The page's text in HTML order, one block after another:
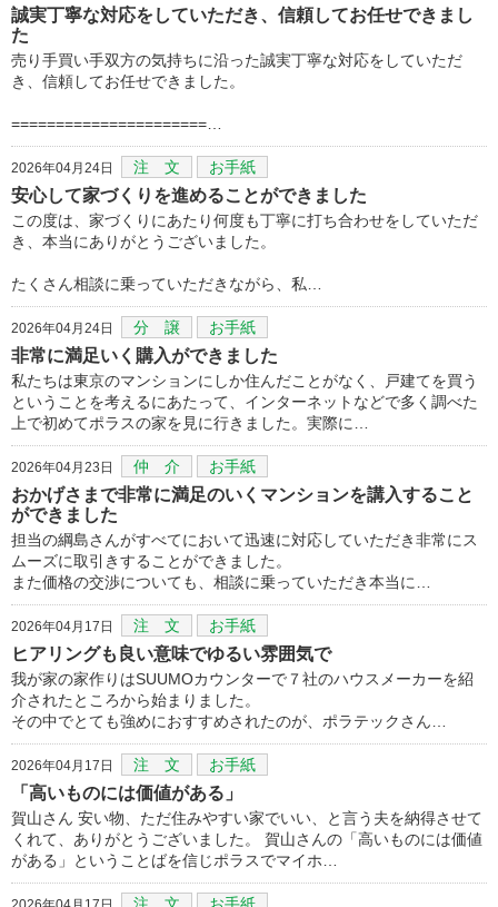
誠実丁寧な対応をしていただき、信頼してお任せできまし
た
売り手買い手双方の気持ちに沿った誠実丁寧な対応をしていただ
き、信頼してお任せできました。
======================…
2026年04月24日 注 文 お手紙
安心して家づくりを進めることができました
この度は、家づくりにあたり何度も丁寧に打ち合わせをしていただ
き、本当にありがとうございました。
たくさん相談に乗っていただきながら、私…
2026年04月24日 分 譲 お手紙
非常に満足いく購入ができました
私たちは東京のマンションにしか住んだことがなく、戸建てを買う
ということを考えるにあたって、インターネットなどで多く調べた
上で初めてポラスの家を見に行きました。実際に…
2026年04月23日 仲 介 お手紙
おかげさまで非常に満足のいくマンションを講入すること
ができました
担当の綱島さんがすべてにおいて迅速に対応していただき非常にス
ムーズに取引きすることができました。
また価格の交渉についても、相談に乗っていただき本当に…
2026年04月17日 注 文 お手紙
ヒアリングも良い意味でゆるい雰囲気で
我が家の家作りはSUUMOカウンターで７社のハウスメーカーを紹
介されたところから始まりました。
その中でとても強めにおすすめされたのが、ポラテックさん…
2026年04月17日 注 文 お手紙
「高いものには価値がある」
賀山さん 安い物、ただ住みやすい家でいい、と言う夫を納得させて
くれて、ありがとうございました。 賀山さんの「高いものには価値
がある」ということばを信じポラスでマイホ…
注 文 お手紙